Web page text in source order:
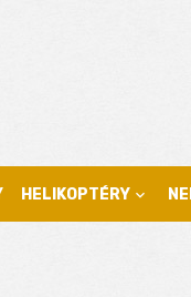
HELIKOPTÉRY